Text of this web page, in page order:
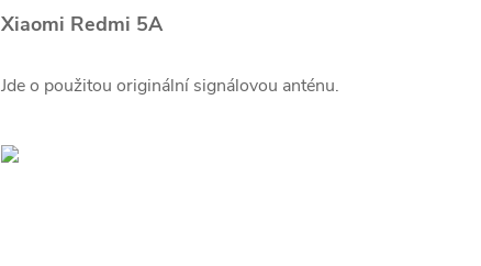
Xiaomi Redmi 5A
Jde o použitou originální signálovou anténu.